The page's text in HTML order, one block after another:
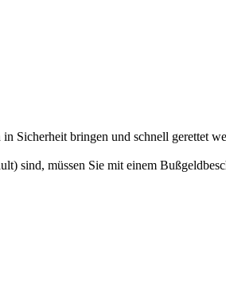
Sicherheit bringen und schnell gerettet
sind, müssen Sie mit einem